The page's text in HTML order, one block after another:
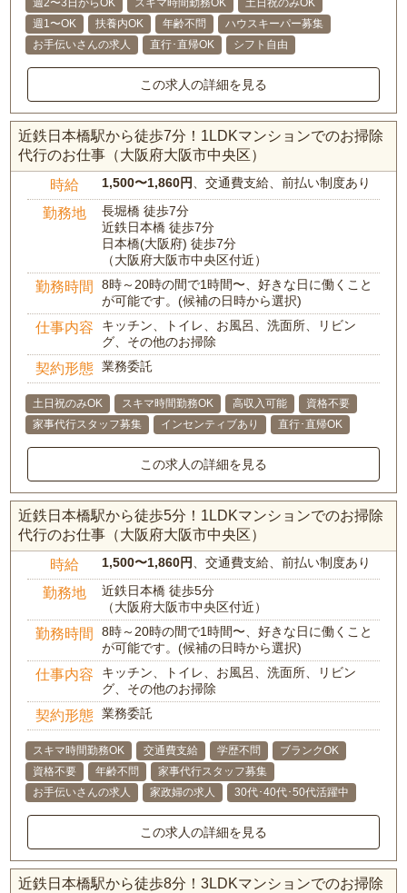
週2〜3日からOK スキマ時間勤務OK
土日祝のみOK
週1〜OK
扶養内OK 年齢不問
ハウスキーパー募集
お手伝いさんの求人
直行･直帰OK シフト自由
この求人の詳細を見る
近鉄日本橋駅から徒歩7分！1LDKマンションでのお掃除
代行のお仕事（大阪府大阪市中央区）
時給 1,500〜1,860円、交通費支給、前払い制度あり
勤務地
長堀橋 徒歩7分
近鉄日本橋 徒歩7分
日本橋(大阪府) 徒歩7分
（大阪府大阪市中央区付近）
勤務時間
8時～20時の間で1時間〜、好きな日に働くこと
が可能です。(候補の日時から選択)
仕事内容
キッチン、トイレ、お風呂、洗面所、リビン
グ、その他のお掃除
契約形態 業務委託
土日祝のみOK スキマ時間勤務OK 高収入可能
資格不要
家事代行スタッフ募集
インセンティブあり 直行･直帰OK
この求人の詳細を見る
近鉄日本橋駅から徒歩5分！1LDKマンションでのお掃除
代行のお仕事（大阪府大阪市中央区）
時給 1,500〜1,860円、交通費支給、前払い制度あり
勤務地
近鉄日本橋 徒歩5分
（大阪府大阪市中央区付近）
勤務時間
8時～20時の間で1時間〜、好きな日に働くこと
が可能です。(候補の日時から選択)
仕事内容
キッチン、トイレ、お風呂、洗面所、リビン
グ、その他のお掃除
契約形態 業務委託
スキマ時間勤務OK 交通費支給 学歴不問
ブランクOK
資格不要
年齢不問
家事代行スタッフ募集
お手伝いさんの求人
家政婦の求人 30代･40代･50代活躍中
この求人の詳細を見る
近鉄日本橋駅から徒歩8分！3LDKマンションでのお掃除